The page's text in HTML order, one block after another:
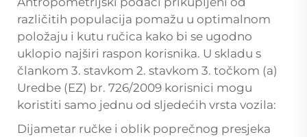
različitih populacija pomažu u optimalnom
položaju i kutu ručica kako bi se ugodno
uklopio najširi raspon korisnika. U skladu s
člankom 3. stavkom 2. stavkom 3. točkom (a)
Uredbe (EZ) br. 726/2009 korisnici mogu
koristiti samo jednu od sljedećih vrsta vozila:
Dijametar ručke i oblik poprečnog presjeka